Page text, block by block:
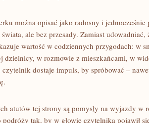
można opisać jako radosny i jednocześnie
ale bez przesady. Zamiast udowadniać,
wartość w codziennych przygodach: w
dzielnicy, w rozmowie z mieszkańcami, w
dostaje impuls, by spróbować –
atutów tej strony są pomysły na wyjazdy w
tak, by w głowie czytelnika pojawił